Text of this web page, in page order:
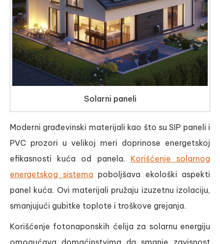
Solarni paneli
Moderni građevinski materijali kao što su SIP paneli i
PVC prozori u velikoj meri doprinose energetskoj
efikasnosti kuća od panela. Korišćenje solarnog
energetskog sistema poboljšava ekološki aspekti
panel kuća. Ovi materijali pružaju izuzetnu izolaciju,
smanjujući gubitke toplote i troškove grejanja.
Korišćenje fotonaponskih ćelija za solarnu energiju